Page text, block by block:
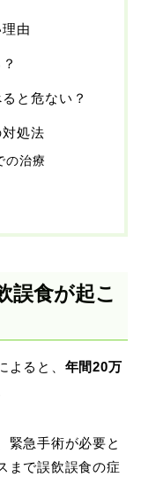
由
と危ない？
処法
の治療
誤食が起こ
よると、 年間20万
緊急手術が必要と
まで誤飲誤食の症